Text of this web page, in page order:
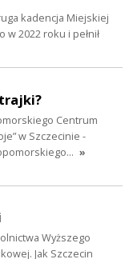
kadencja Miejskiej
w 2022 roku i pełnił
Centrum
w Szczecinie -
»
Wyższego
Jak Szczecin